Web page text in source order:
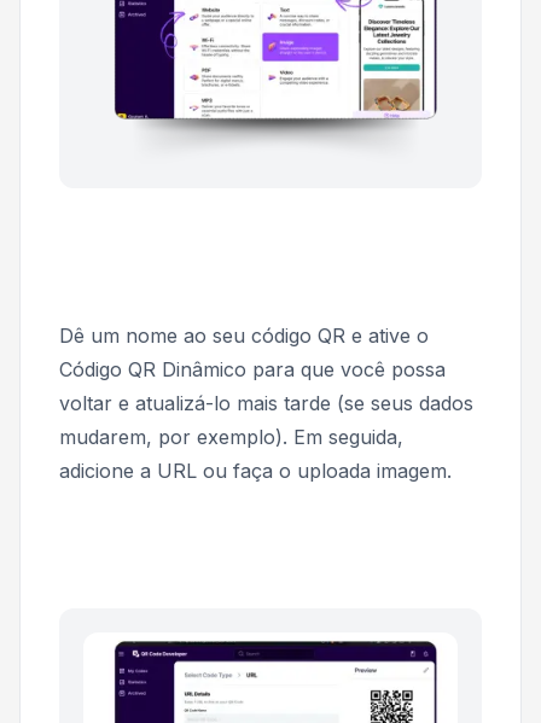
Dê um nome ao seu código QR e ative o
Código QR Dinâmico para que você possa
voltar e atualizá-lo mais tarde (se seus dados
mudarem, por exemplo). Em seguida,
adicione a URL ou faça o uploada imagem.